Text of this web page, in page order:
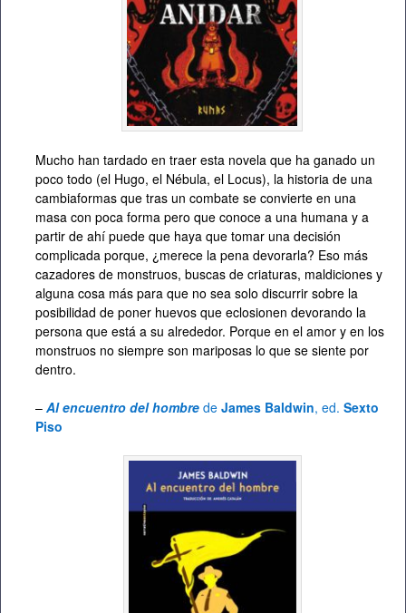
Mucho han tardado en traer esta novela que ha ganado un
poco todo (el Hugo, el Nébula, el Locus), la historia de una
cambiaformas que tras un combate se convierte en una
masa con poca forma pero que conoce a una humana y a
partir de ahí puede que haya que tomar una decisión
complicada porque, ¿merece la pena devorarla? Eso más
cazadores de monstruos, buscas de criaturas, maldiciones y
alguna cosa más para que no sea solo discurrir sobre la
posibilidad de poner huevos que eclosionen devorando la
persona que está a su alrededor. Porque en el amor y en los
monstruos no siempre son mariposas lo que se siente por
dentro.
– Al encuentro del hombre de James Baldwin, ed. Sexto
Piso